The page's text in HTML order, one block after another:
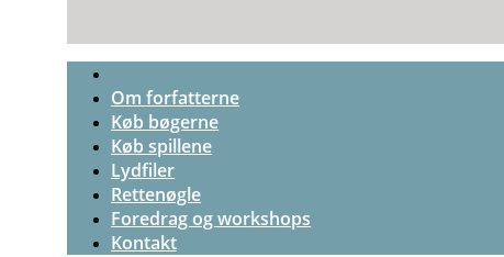
Om forfatterne
Køb bøgerne
Køb spillene
Lydfiler
Rettenøgle
Foredrag og workshops
Kontakt